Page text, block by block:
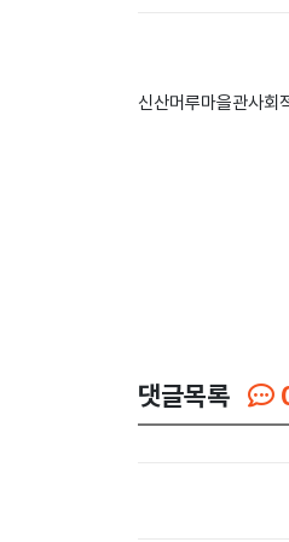
신산머루마을관사회
댓글목록